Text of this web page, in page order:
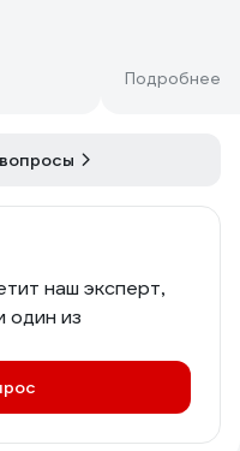
Подробнее
наш эксперт,
один из